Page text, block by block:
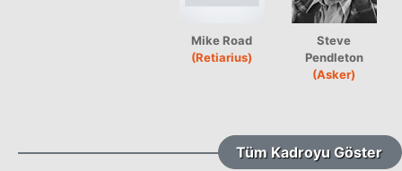
Mike Road
(Retiarius)
Steve
Pendleton
(Asker)
Tüm Kadroyu Göster